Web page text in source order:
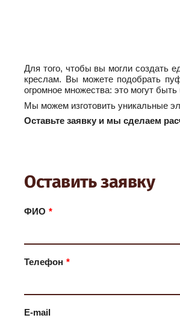
Для того, чтобы вы могли создать
креслам. Вы можете подобрать
огромное множества: это могут
Мы можем изготовить уникальные
Оставьте заявку и мы сделаем
Оставить заявку
ФИО *
Телефон *
E-mail